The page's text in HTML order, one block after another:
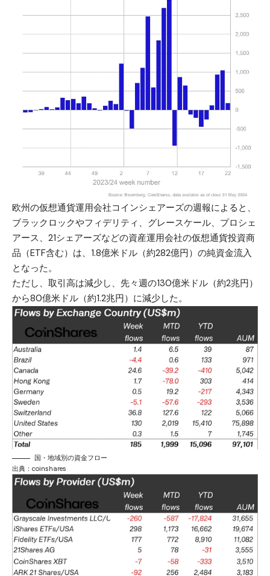
欧州の仮想通貨運用会社コインシェアーズの週報によると、
ブラックロックやフィデリティ、グレースケール、プロシェ
アース、21シェアーズなどの資産運用会社の仮想通貨投資商
品（ETF含む）は、1.8億米ドル（約282億円）の純資金流入
となった。
ただし、取引高は減少し、先々週の130億米ドル（約2兆円）
から80億米ドル（約1.2兆円）に減少した。
国・地域別の資金フロー
出典： coinshares